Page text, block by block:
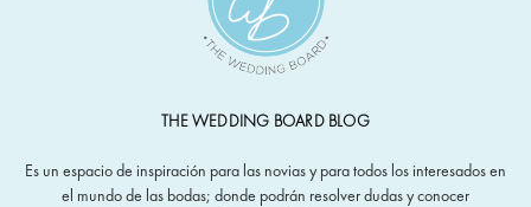
THE WEDDING BOARD BLOG
Es un espacio de inspiración para las novias y para todos los interesados en
el mundo de las bodas; donde podrán resolver dudas y conocer